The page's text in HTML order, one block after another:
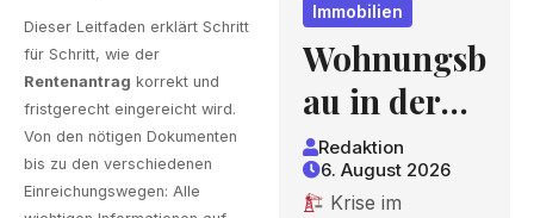
Dieser Leitfaden erklärt Schritt
für Schritt, wie der
Rentenantrag korrekt und
fristgerecht eingereicht wird.
Von den nötigen Dokumenten
bis zu den verschiedenen
Einreichungswegen: Alle
Immobilien
Wohnungsb
au in der
Krise:
Worauf
Redaktion
6. August 2026
Krise im